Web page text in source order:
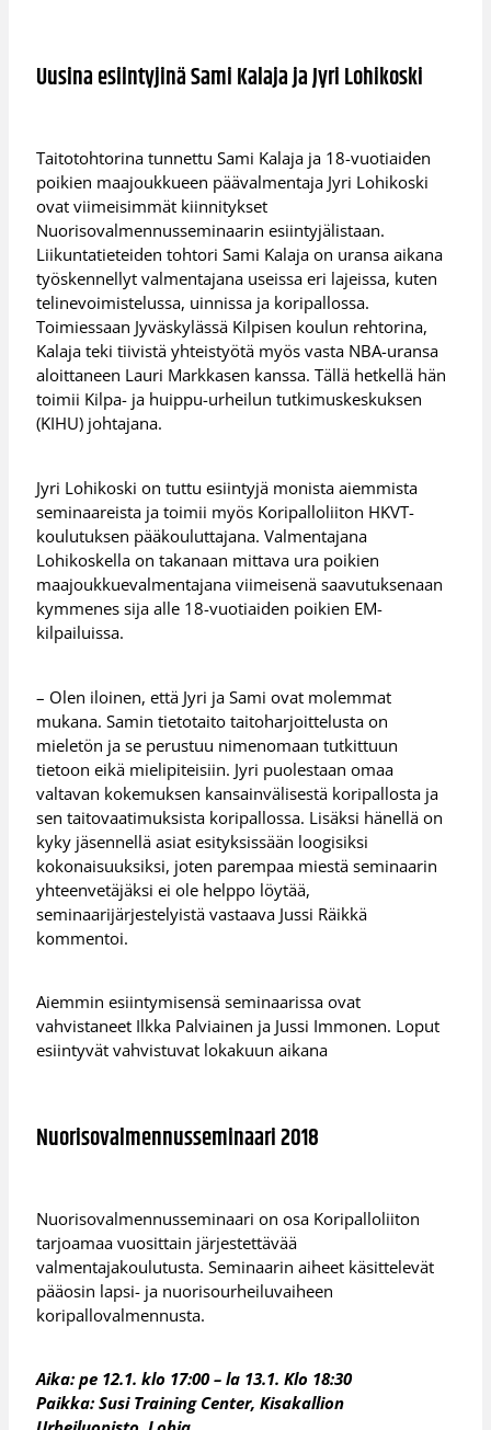
Uusina esiintyjinä Sami Kalaja ja Jyri Lohikoski
Taitotohtorina tunnettu Sami Kalaja ja 18-vuotiaiden
poikien maajoukkueen päävalmentaja Jyri Lohikoski
ovat viimeisimmät kiinnitykset
Nuorisovalmennusseminaarin esiintyjälistaan.
Liikuntatieteiden tohtori Sami Kalaja on uransa aikana
työskennellyt valmentajana useissa eri lajeissa, kuten
telinevoimistelussa, uinnissa ja koripallossa.
Toimiessaan Jyväskylässä Kilpisen koulun rehtorina,
Kalaja teki tiivistä yhteistyötä myös vasta NBA-uransa
aloittaneen Lauri Markkasen kanssa. Tällä hetkellä hän
toimii Kilpa- ja huippu-urheilun tutkimuskeskuksen
(KIHU) johtajana.
Jyri Lohikoski on tuttu esiintyjä monista aiemmista
seminaareista ja toimii myös Koripalloliiton HKVT-
koulutuksen pääkouluttajana. Valmentajana
Lohikoskella on takanaan mittava ura poikien
maajoukkuevalmentajana viimeisenä saavutuksenaan
kymmenes sija alle 18-vuotiaiden poikien EM-
kilpailuissa.
– Olen iloinen, että Jyri ja Sami ovat molemmat
mukana. Samin tietotaito taitoharjoittelusta on
mieletön ja se perustuu nimenomaan tutkittuun
tietoon eikä mielipiteisiin. Jyri puolestaan omaa
valtavan kokemuksen kansainvälisestä koripallosta ja
sen taitovaatimuksista koripallossa. Lisäksi hänellä on
kyky jäsennellä asiat esityksissään loogisiksi
kokonaisuuksiksi, joten parempaa miestä seminaarin
yhteenvetäjäksi ei ole helppo löytää,
seminaarijärjestelyistä vastaava Jussi Räikkä
kommentoi.
Aiemmin esiintymisensä seminaarissa ovat
vahvistaneet Ilkka Palviainen ja Jussi Immonen. Loput
esiintyvät vahvistuvat lokakuun aikana
Nuorisovalmennusseminaari 2018
Nuorisovalmennusseminaari on osa Koripalloliiton
tarjoamaa vuosittain järjestettävää
valmentajakoulutusta. Seminaarin aiheet käsittelevät
pääosin lapsi- ja nuorisourheiluvaiheen
koripallovalmennusta.
Aika: pe 12.1. klo 17:00 – la 13.1. Klo 18:30
Paikka: Susi Training Center, Kisakallion